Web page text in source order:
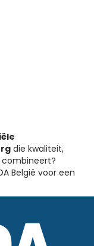
die kwaliteit,
België voor een